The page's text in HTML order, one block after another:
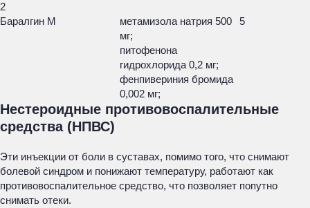
2
Баралгин М
метамизола натрия 500
мг;
питофенона
гидрохлорида 0,2 мг;
фенпивериния бромида
0,002 мг;
5
Нестероидные противовоспалительные
средства (НПВС)
Эти инъекции от боли в суставах, помимо того, что снимают
болевой синдром и понижают температуру, работают как
противовоспалительное средство, что позволяет попутно
снимать отеки.